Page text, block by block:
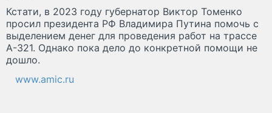
Кстати, в 2023 году губернатор Виктор Томенко
просил президента РФ Владимира Путина помочь с
выделением денег для проведения работ на трассе
А-321. Однако пока дело до конкретной помощи не
дошло.
www.amic.ru